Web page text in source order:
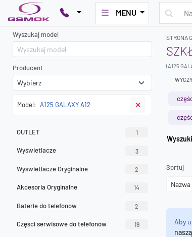
MENU
Wyszukaj model
Producent
Model: A125 GALAXY A12 ✕
OUTLET 1
Wyświetlacze 3
Wyświetlacze Oryginalne 2
Akcesoria Oryginalne 14
Baterie do telefonów 2
Części serwisowe do telefonów 19
STRONA
(A125
Sortuj
Aby